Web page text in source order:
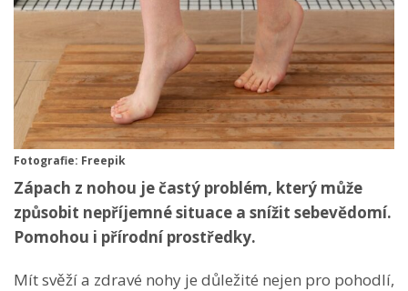
Fotografie: Freepik
Zápach z nohou je častý problém, který může
způsobit nepříjemné situace a snížit sebevědomí.
Pomohou i přírodní prostředky.
Mít svěží a zdravé nohy je důležité nejen pro pohodlí,